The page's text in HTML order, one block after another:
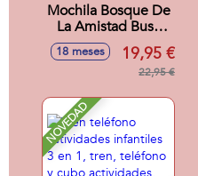
Mochila Bosque De
La Amistad Busy
Bea Fisher-Price
28x8x29 cm
18 meses 19,95 €
22,95 €
NOVEDAD